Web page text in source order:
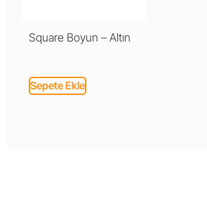
Square Boyun – Altın
Sepete Ekle